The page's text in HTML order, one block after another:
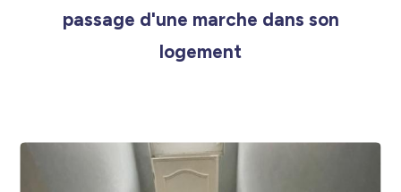
passage d'une marche dans son
logement